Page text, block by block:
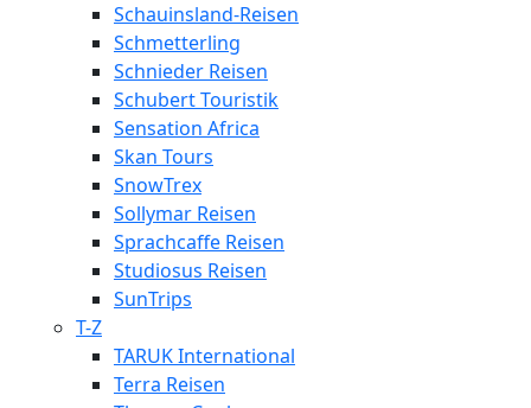
Schauinsland-Reisen
Schmetterling
Schnieder Reisen
Schubert Touristik
Sensation Africa
Skan Tours
SnowTrex
Sollymar Reisen
Sprachcaffe Reisen
Studiosus Reisen
SunTrips
T-Z
TARUK International
Terra Reisen